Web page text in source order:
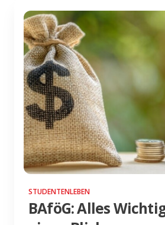
STUDENTENLEBEN
BAföG: Alles